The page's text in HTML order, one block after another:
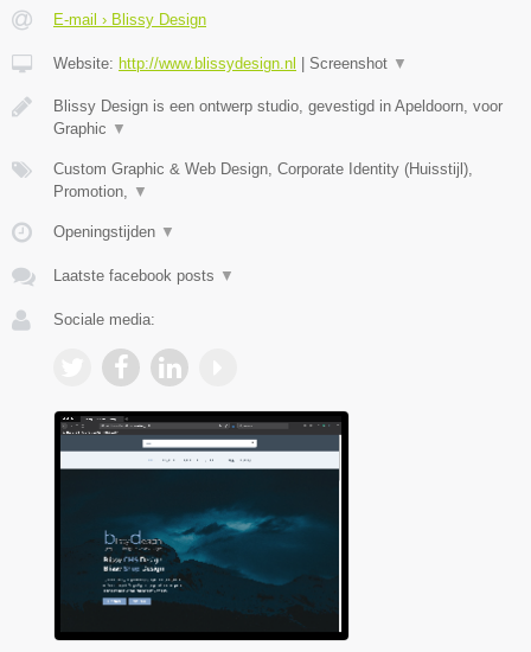
E-mail › Blissy Design
Website: http://www.blissydesign.nl Screenshot ▼
Blissy Design is een ontwerp studio, gevestigd in Apeldoorn, voor
Graphic ▼
Custom Graphic & Web Design, Corporate Identity (Huisstijl),
Promotion,
▼
Openingstijden ▼
Laatste facebook posts ▼
Sociale media: